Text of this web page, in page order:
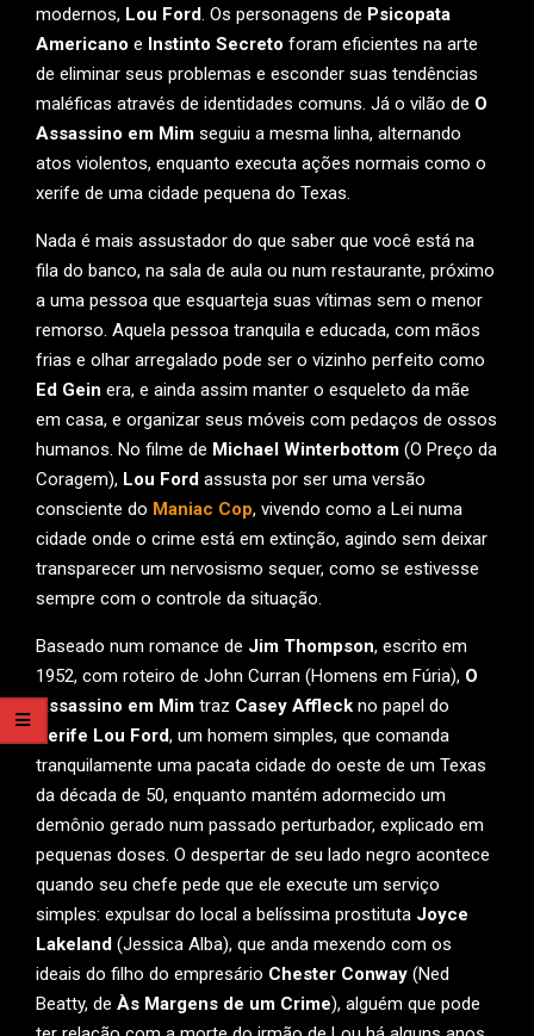
modernos, Lou Ford. Os personagens de Psicopata
Americano e Instinto Secreto foram eficientes na arte
de eliminar seus problemas e esconder suas tendências
maléficas através de identidades comuns. Já o vilão de O
Assassino em Mim seguiu a mesma linha, alternando
atos violentos, enquanto executa ações normais como o
xerife de uma cidade pequena do Texas.
Nada é mais assustador do que saber que você está na
fila do banco, na sala de aula ou num restaurante, próximo
a uma pessoa que esquarteja suas vítimas sem o menor
remorso. Aquela pessoa tranquila e educada, com mãos
frias e olhar arregalado pode ser o vizinho perfeito como
Ed Gein era, e ainda assim manter o esqueleto da mãe
em casa, e organizar seus móveis com pedaços de ossos
humanos. No filme de Michael Winterbottom (O Preço da
Coragem), Lou Ford assusta por ser uma versão
consciente do Maniac Cop, vivendo como a Lei numa
cidade onde o crime está em extinção, agindo sem deixar
transparecer um nervosismo sequer, como se estivesse
sempre com o controle da situação.
Baseado num romance de Jim Thompson, escrito em
1952, com roteiro de John Curran (Homens em Fúria), O
Assassino em Mim traz Casey Affleck no papel do
Xerife Lou Ford, um homem simples, que comanda
tranquilamente uma pacata cidade do oeste de um Texas
da década de 50, enquanto mantém adormecido um
demônio gerado num passado perturbador, explicado em
pequenas doses. O despertar de seu lado negro acontece
quando seu chefe pede que ele execute um serviço
simples: expulsar do local a belíssima prostituta Joyce
Lakeland (Jessica Alba), que anda mexendo com os
ideais do filho do empresário Chester Conway (Ned
Beatty, de Às Margens de um Crime), alguém que pode